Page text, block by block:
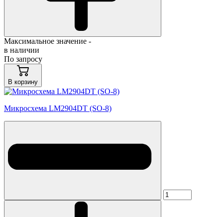
Максимальное значение -
в наличии
По запросу
В корзину
Микросхема LM2904DT (SO-8)